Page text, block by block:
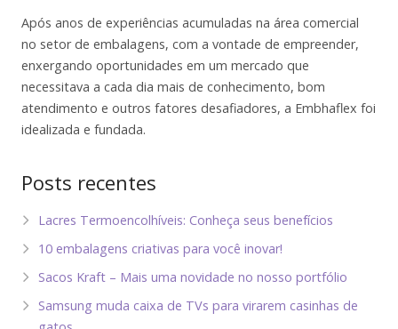
Após anos de experiências acumuladas na área comercial
no setor de embalagens, com a vontade de empreender,
enxergando oportunidades em um mercado que
necessitava a cada dia mais de conhecimento, bom
atendimento e outros fatores desafiadores, a Embhaflex foi
idealizada e fundada.
Posts recentes
Lacres Termoencolhíveis: Conheça seus benefícios
10 embalagens criativas para você inovar!
Sacos Kraft – Mais uma novidade no nosso portfólio
Samsung muda caixa de TVs para virarem casinhas de